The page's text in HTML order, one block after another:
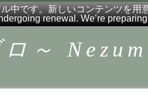
中です。新しいコンテンツを用
renewal. We’re
ロ～